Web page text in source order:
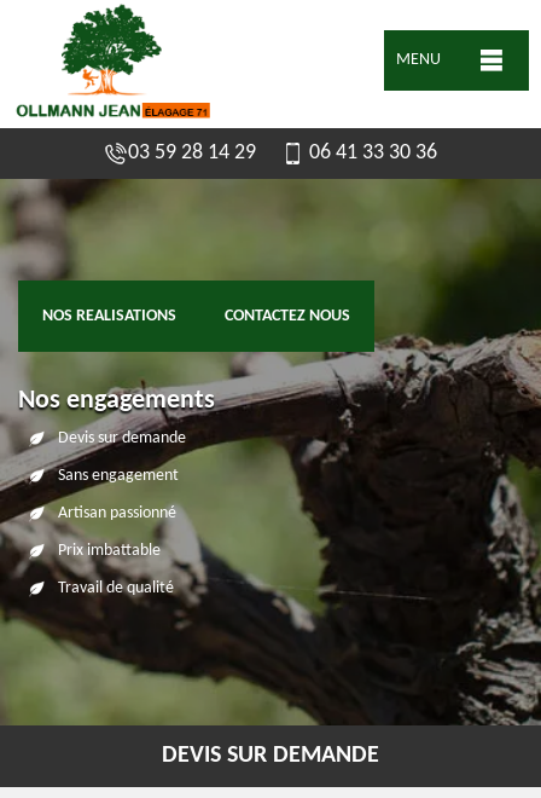
MENU
03 59 28 14 29 06 41 33 30 36
NOS REALISATIONS CONTACTEZ NOUS
Nos engagements
Devis sur demande
Sans engagement
Artisan passionné
Prix imbattable
Travail de qualité
DEVIS SUR DEMANDE